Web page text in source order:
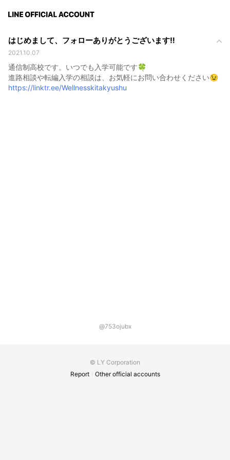
はじめまして、フォローありがとうございます‼️
2021.10.07
通信制高校です。いつでも入学可能です🍀
進路相談や転編入学の相談は、お気軽にお問い合わせください😉
https://linktr.ee/Wellnesskitakyushu
@753ojubx
© LY Corporation
Report
Other official accounts